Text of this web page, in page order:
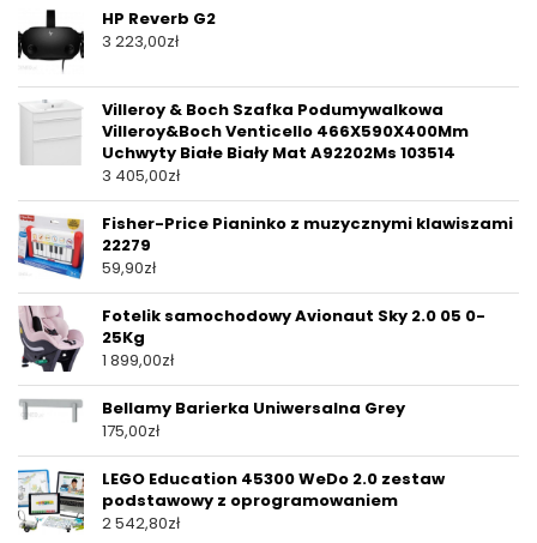
HP Reverb G2
3 223,00zł
Villeroy & Boch Szafka Podumywalkowa
Villeroy&Boch Venticello 466X590X400Mm
Uchwyty Białe Biały Mat A92202Ms 103514
3 405,00zł
Fisher-Price Pianinko z muzycznymi klawiszami
22279
59,90zł
Fotelik samochodowy Avionaut Sky 2.0 05 0-
25Kg
1 899,00zł
Bellamy Barierka Uniwersalna Grey
175,00zł
LEGO Education 45300 WeDo 2.0 zestaw
podstawowy z oprogramowaniem
2 542,80zł